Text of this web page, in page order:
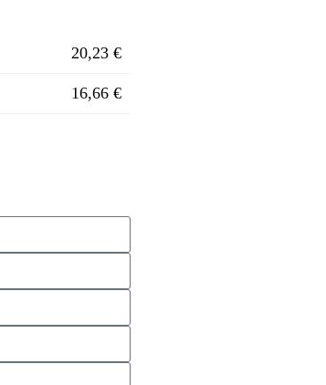
20,23 €
16,66 €